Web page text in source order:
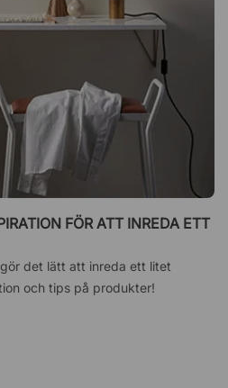
FÖR ATT INREDA ETT
det lätt att inreda ett litet
och tips på produkter!